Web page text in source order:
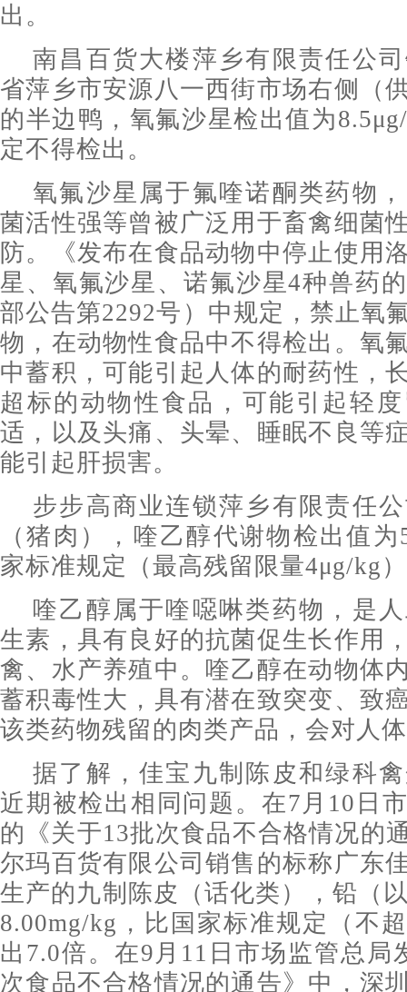
出。
南昌百货大楼萍乡有限责任公
省萍乡市安源八一西街市场右侧（
的半边鸭，氧氟沙星检出值为
定不得检出。
氧氟沙星属于氟喹诺酮类药物
菌活性强等曾被广泛用于畜禽细菌
防。《发布在食品动物中停止使用
星、氧氟沙星、诺氟沙星4种兽药
部公告第2292号）中规定，禁止氧
物，在动物性食品中不得检出。氧
中蓄积，可能引起人体的耐药性，
超标的动物性食品，可能引起轻
适，以及头痛、头晕、睡眠不良等
能引起肝损害。
步步高商业连锁萍乡有限责任
（猪肉），喹乙醇代谢物检出值
家标准规定（最高残留限量4μg/kg
喹乙醇属于喹噁啉类药物，是
生素，具有良好的抗菌促生长作用
禽、水产养殖中。喹乙醇在动物体
蓄积毒性大，具有潜在致突变、致
该类药物残留的肉类产品，会对人
据了解，佳宝九制陈皮和绿科
近期被检出相同问题。在7月10日
的《关于13批次食品不合格情况的
尔玛百货有限公司销售的标称广东
生产的九制陈皮（话化类），铅（
8.00mg/kg，比国家标准规定（不
出7.0倍。在9月11日市场监管总局
次食品不合格情况的通告》中，深